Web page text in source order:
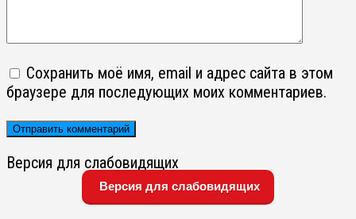
Сохранить моё имя, email и адрес сайта в этом
браузере для последующих моих комментариев.
Версия для слабовидящих
Версия для слабовидящих